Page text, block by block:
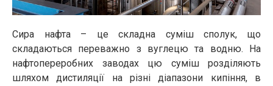
Сира нафта – це складна суміш сполук, що
складаються переважно з вуглецю та водню. На
нафтопереробних заводах цю суміш розділяють
шляхом дистиляції на різні діапазони кипіння, в